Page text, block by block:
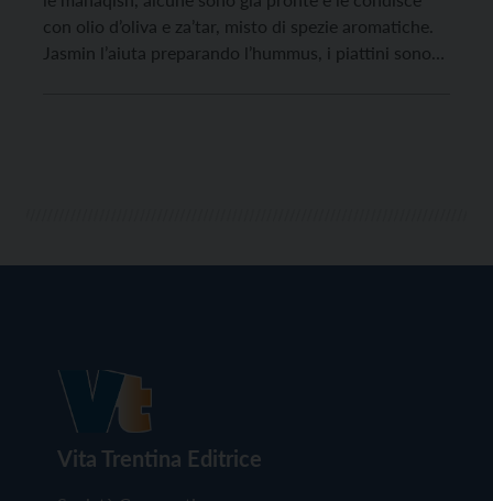
con olio d’oliva e za’tar, misto di spezie aromatiche.
Jasmin l’aiuta preparando l’hummus, i piattini sono
Vita Trentina Editrice